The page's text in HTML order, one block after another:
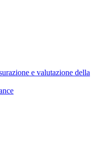
e valutazione della